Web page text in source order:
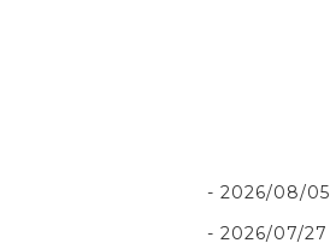
2026/08/05
2026/07/27